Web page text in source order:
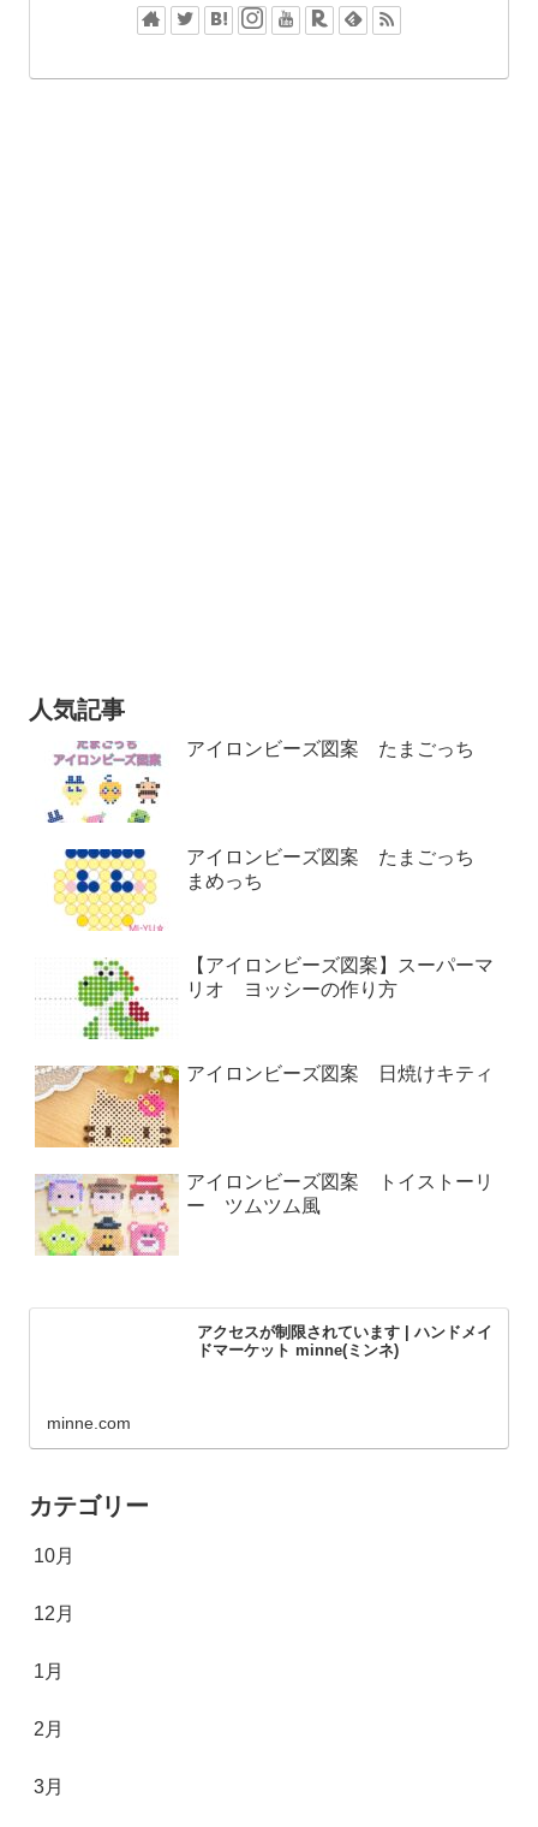
人気記事
アイロンビーズ図案 たまごっち
アイロンビーズ図案 たまごっち
まめっち
【アイロンビーズ図案】スーパーマ
リオ ヨッシーの作り方
アイロンビーズ図案 日焼けキティ
アイロンビーズ図案 トイストーリ
ー ツムツム風
アクセスが制限されています | ハンドメイ
ドマーケット minne(ミンネ)
minne.com
カテゴリー
10月
12月
1月
2月
3月